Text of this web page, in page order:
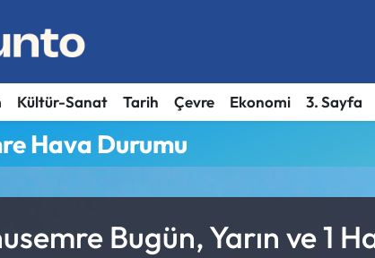
Kültür-Sanat Tarih Çevre Ekonomi 3. Sayfa
Hava Durumu
Bugün, Yarın ve 1